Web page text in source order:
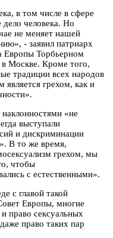
в том числе в сфере
дело человека. Но
не меняет нашей
- заявил патриарх
Европы Торбьерном
Москве. Кроме того,
традиции всех народов
является грехом, как и
«не
выступали
и дискриминации
В то же время,
грехом, мы
чтобы
с естественными».
с главой такой
Европы, многие
право сексуальных
право таких пар